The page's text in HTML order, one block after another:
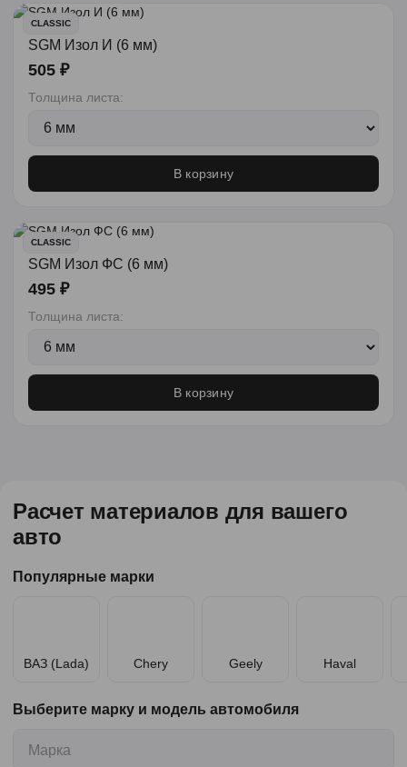
CLASSIC
SGM Изол И (6 мм)
505 ₽
Толщина листа:
В корзину
CLASSIC
SGM Изол ФС (6 мм)
495 ₽
Толщина листа:
В корзину
Расчет материалов для вашего
авто
Популярные марки
ВАЗ (Lada) Chery Geely Haval
Выберите марку и модель автомобиля
Марка